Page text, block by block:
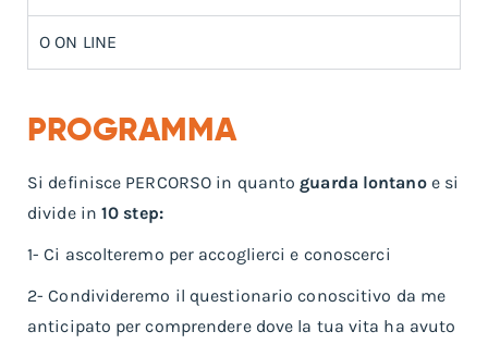
O ON LINE
PROGRAMMA
Si definisce PERCORSO in quanto guarda lontanoe si
divide in 10 step:
1- Ci ascolteremo per accoglierci e conoscerci
2- Condivideremo il questionario conoscitivo da me
anticipato per comprendere dove la tua vita ha avuto